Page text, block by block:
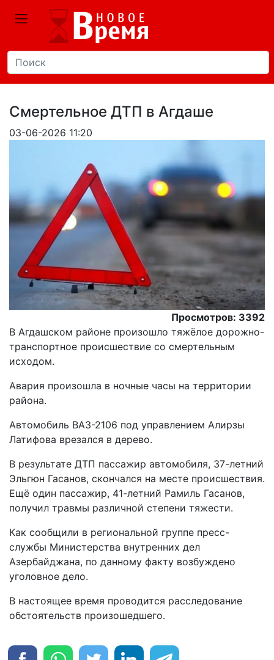
Смертельное ДТП в Агдаше
03-06-2026 11:20
Просмотров: 3392
В Агдашском районе произошло тяжёлое дорожно-
транспортное происшествие со смертельным
исходом.
Авария произошла в ночные часы на территории
района.
Автомобиль ВАЗ-2106 под управлением Алирзы
Латифова врезался в дерево.
В результате ДТП пассажир автомобиля, 37-летний
Эльгюн Гасанов, скончался на месте происшествия.
Ещё один пассажир, 41-летний Рамиль Гасанов,
получил травмы различной степени тяжести.
Как сообщили в региональной группе пресс-
службы Министерства внутренних дел
Азербайджана, по данному факту возбуждено
уголовное дело.
В настоящее время проводится расследование
обстоятельств произошедшего.